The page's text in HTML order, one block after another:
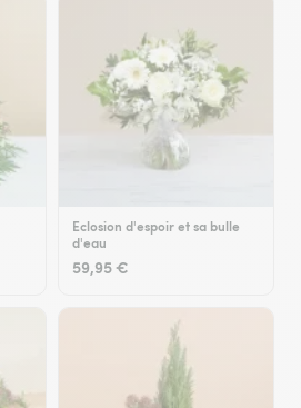
Eclosion d'espoir et sa bulle
d'eau
59,95 €